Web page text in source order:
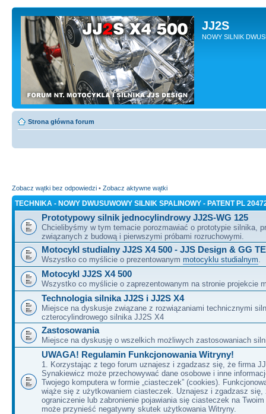
JJ2S
NOWY SILNIK
Strona główna forum
Zobacz wątki bez odpowiedzi • Zobacz aktywne wątki
TECHNIKA - NOWY DWUSUWOWY SILNIK SPALINOWY - PATENT PL
Prototypowy silnik jednocylindrowy JJ2S-WG 125
Chcielibyśmy w tym temacie porozmawiać o prototypie silnika,
związanych z budową i pierwszymi próbami rozruchowymi.
Motocykl studialny JJ2S X4 500 - JJS Design & GG
Wszystko co myślicie o prezentowanym motocyklu studialnym
Motocykl JJ2S X4 500
Wszystko co myślicie o zaprezentowanym na stronie projekcie
Technologia silnika JJ2S i JJ2S X4
Miejsce na dyskusje związane z rozwiązaniami technicznymi
czterocylindrowego silnika JJ2S X4
Zastosowania
Miejsce na dyskusję o wszelkich możliwych zastosowaniach
UWAGA! Regulamin Funkcjonowania Witryny!
1. Korzystając z tego forum uznajesz i zgadzasz się, że firma
Synakiewicz może przechowywać dane osobowe i inne
Twojego komputera w formie „ciasteczek” (cookies).
wiąże się z użytkowaniem ciasteczek. Uznajesz i zgadzasz się,
ograniczenie lub zabronienie pojawiania się ciasteczek na
może przynieść negatywny skutek użytkowania Witryny.